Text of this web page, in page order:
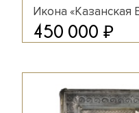
Икона «Казанская
450 000 ₽